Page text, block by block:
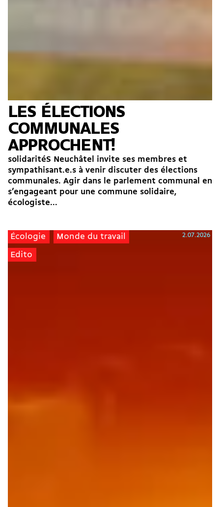
LES ÉLECTIONS
COMMUNALES
APPROCHENT!
solidaritéS Neuchâtel invite ses membres et
sympathisant.e.s à venir discuter des élections
communales. Agir dans le parlement communal en
s’engageant pour une commune solidaire,
écologiste...
Écologie Monde du travail
Edito
2.07.2026